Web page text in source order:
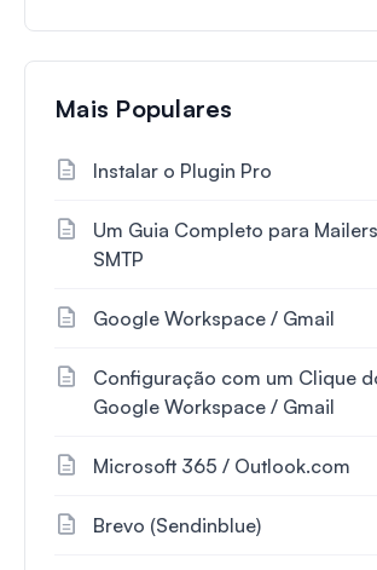
Mais Populares
Instalar o Plugin Pro
Um Guia Completo para
SMTP
Google Workspace / Gmail
Configuração com um Clique
Google Workspace / Gmail
Microsoft 365 / Outlook.com
Brevo (Sendinblue)